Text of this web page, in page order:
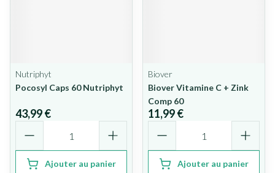
Nutriphyt
Pocosyl Caps 60 Nutriphyt
43,99 €
Ajouter au panier
Biover
Biover Vitamine C + Zink
Comp 60
11,99 €
Ajouter au panier